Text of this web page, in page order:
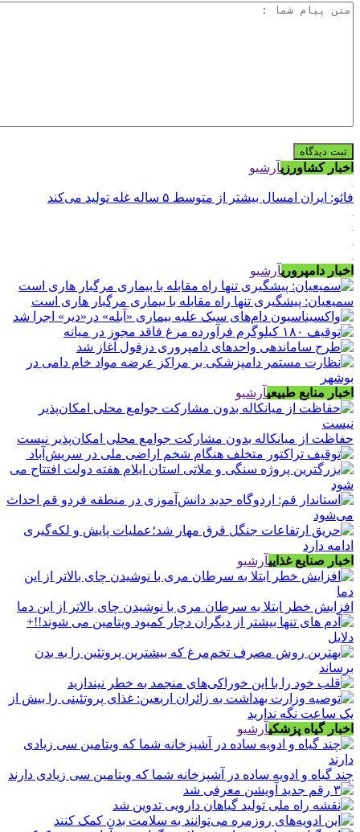
اخبار کشاورزیآرشیو
فائو: ایران امسال بیشتر از متوسط ۵ ساله غله تولید می‌کند
اخبار دامپروریآرشیو
سمیعیان: پیشگیری تنها راه مقابله با بیماری مرگبار هاری است
اخبار منابع طبیعیآرشیو
حفاظت از میانکاله بدون مشارکت جوامع محلی امکان‌پذیر نیست
اخبار صنایع غذاییآرشیو
افزایش خطر ابتلا به سرطان مری با نوشیدن چای بالاتر از این دما
اخبار گیاه پزشکیآرشیو
چند گیاه و ادویه ساده در آشپزخانه شما که ویتامین سی زیادی دارند